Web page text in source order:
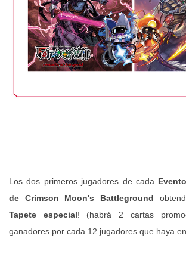
Los dos primeros jugadores de cada
de Crimson Moon's Battleground
Tapete especial! (habrá 2 cartas
ganadores por cada 12 jugadores que haya